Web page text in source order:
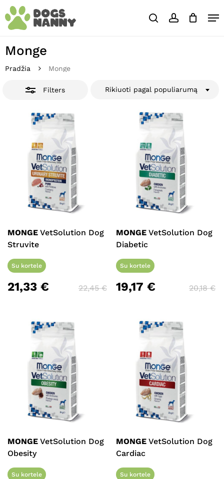
Skip
to
main
searchaccount
Krepšelis
Cart
Monge
Pradžia Monge
Filters Rikiuoti pagal populiarumą
Close
MONGE VetSolution Dog
Struvite
Su kortele
21,33 € 22,45€
MONGE VetSolution Dog
Diabetic
Su kortele
19,17€ 20,18€
MONGE VetSolution Dog
Obesity
Su kortele
MONGE VetSolution Dog
Cardiac
Su kortele